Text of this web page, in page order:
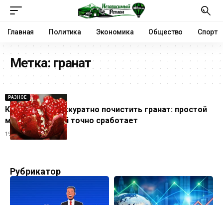
Главная Политика Экономика Общество Спорт
Метка: гранат
РАЗНОЕ
Как быстро и аккуратно почистить гранат: простой
метод, который точно сработает
19.04.2025
Рубрикатор